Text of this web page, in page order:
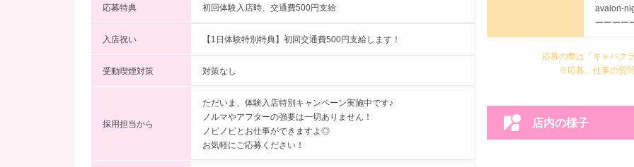
応募特典 初回体験入店時、交通費500円支給
入店祝い 【1日体験特別特典】初回交通費500円支給します！
受動喫煙対策 対策なし
採用担当から
ただいま、体験入店特別キャンペーン実施中です♪
ノルマやアフターの強要は一切ありません！
ノビノビとお仕事ができますよ◎
お気軽にご応募ください！
avalon-
ーーーー
応募の際は「キャバク
※応募、仕事の質
店内の様子